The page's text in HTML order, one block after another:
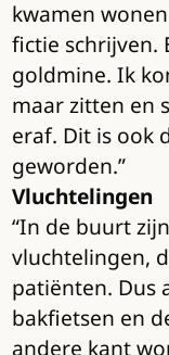
kwamen
fictie schrijven.
goldmine. Ik
maar zitten en
eraf. Dit is ook
geworden.”
Vluchtelingen
“In de buurt
vluchtelingen,
patiënten. Dus
bakfietsen en
andere kant